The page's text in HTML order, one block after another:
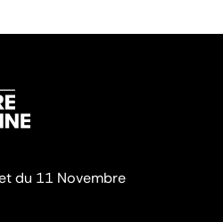
du 11 Novembre